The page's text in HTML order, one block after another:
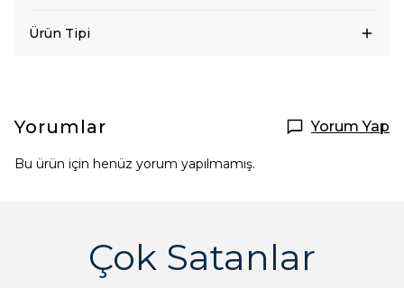
Ürün Tipi
Yorumlar Yorum Yap
Bu ürün için henüz yorum yapılmamış.
Çok Satanlar